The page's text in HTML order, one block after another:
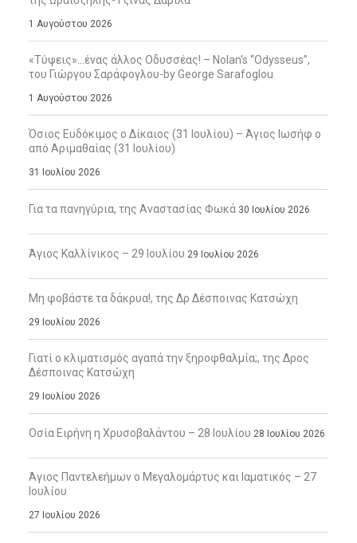
1 Αυγούστου 2026
«Τύψεις»…ένας άλλος Οδυσσέας! – Nolan’s “Odysseus”,
του Γιώργου Σαράφογλου-by George Sarafoglou
1 Αυγούστου 2026
Όσιος Ευδόκιμος ο Δίκαιος (31 Ιουλίου) – Άγιος Ιωσήφ ο
από Αριμαθαίας (31 Ιουλίου)
31 Ιουλίου 2026
Για τα πανηγύρια, της Αναστασίας Φωκά 30 Ιουλίου 2026
Άγιος Καλλίνικος – 29 Ιουλίου 29 Ιουλίου 2026
Μη φοβάστε τα δάκρυα!, της Δρ Δέσποινας Κατσώχη
29 Ιουλίου 2026
Γιατί ο κλιματισμός αγαπά την ξηροφθαλμία;, της Δρος
Δέσποινας Κατσώχη
29 Ιουλίου 2026
Οσία Ειρήνη η Χρυσοβαλάντου – 28 Ιουλίου 28 Ιουλίου 2026
Άγιος Παντελεήμων ο Μεγαλομάρτυς και Ιαματικός – 27
Ιουλίου
27 Ιουλίου 2026